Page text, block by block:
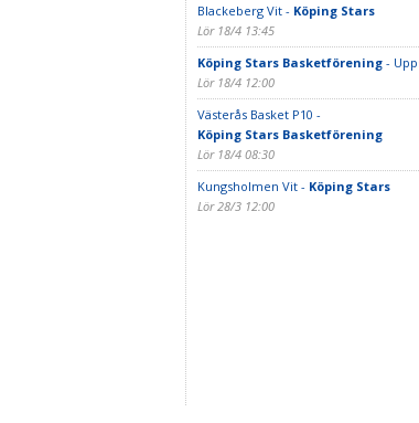
Blackeberg Vit - Köping Stars
Lör 18/4 13:45
Köping Stars Basketförening-
Lör 18/4 12:00
Västerås Basket P10 -
Köping Stars Basketförening
Lör 18/4 08:30
Kungsholmen Vit - Köping Stars
Lör 28/3 12:00